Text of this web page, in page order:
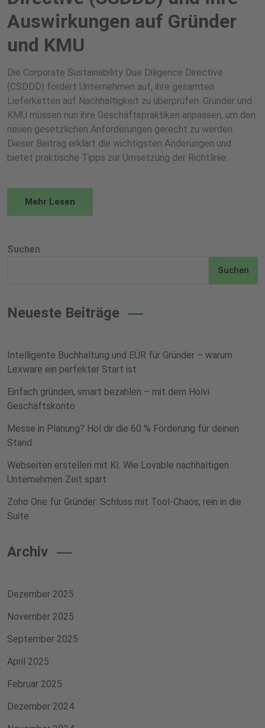
Auswirkungen auf Gründer
und KMU
Die Corporate Sustainability Due Diligence Directive
(CSDDD) fordert Unternehmen auf, ihre gesamten
Lieferketten auf Nachhaltigkeit zu überprüfen. Gründer und
KMU müssen nun ihre Geschäftspraktiken anpassen, um den
neuen gesetzlichen Anforderungen gerecht zu werden.
Dieser Beitrag erklärt die wichtigsten Änderungen und
bietet praktische Tipps zur Umsetzung der Richtlinie.
Mehr Lesen
Suchen
Suchen
Neueste Beiträge
Intelligente Buchhaltung und EÜR für Gründer – warum
Lexware ein perfekter Start ist
Einfach gründen, smart bezahlen – mit dem Holvi
Geschäftskonto
Messe in Planung? Hol dir die 60 % Förderung für deinen
Stand
Webseiten erstellen mit KI: Wie Lovable nachhaltigen
Unternehmen Zeit spart
Zoho One für Gründer: Schluss mit Tool-Chaos, rein in die
Suite
Archiv
Dezember 2025
November 2025
September 2025
April 2025
Februar 2025
Dezember 2024